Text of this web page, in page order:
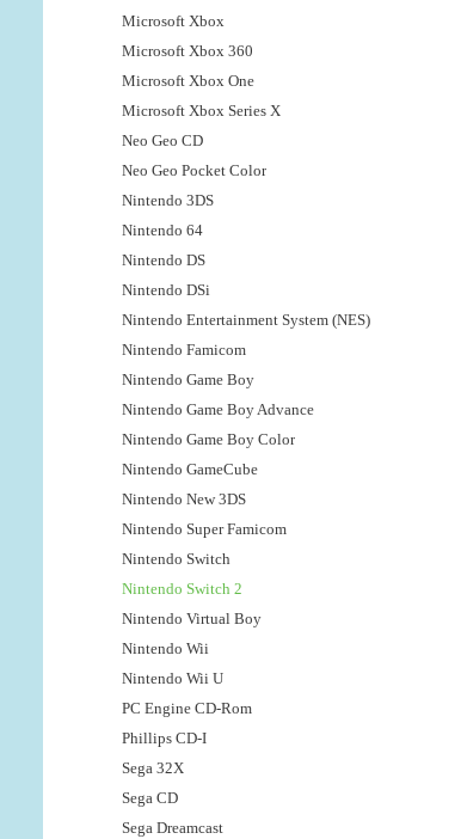
Microsoft Xbox
Microsoft Xbox 360
Microsoft Xbox One
Microsoft Xbox Series X
Neo Geo CD
Neo Geo Pocket Color
Nintendo 3DS
Nintendo 64
Nintendo DS
Nintendo DSi
Nintendo Entertainment System (NES)
Nintendo Famicom
Nintendo Game Boy
Nintendo Game Boy Advance
Nintendo Game Boy Color
Nintendo GameCube
Nintendo New 3DS
Nintendo Super Famicom
Nintendo Switch
Nintendo Switch 2
Nintendo Virtual Boy
Nintendo Wii
Nintendo Wii U
PC Engine CD-Rom
Phillips CD-I
Sega 32X
Sega CD
Sega Dreamcast